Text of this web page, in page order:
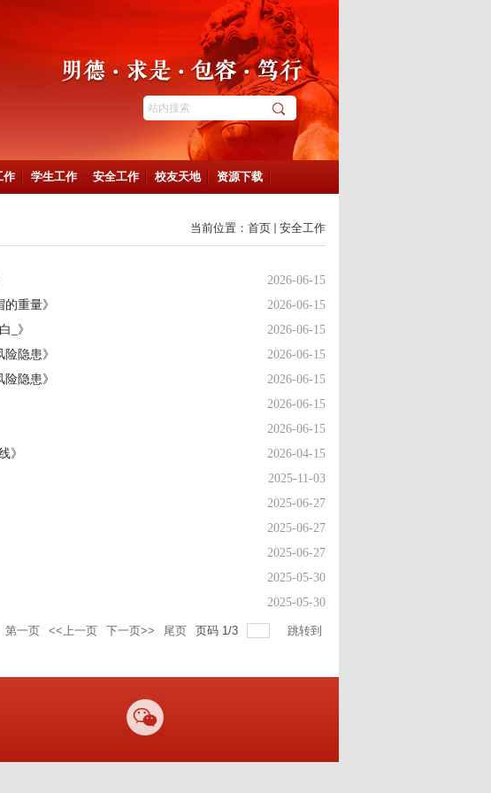
作 学生工作 安全工作 校友天地 资源下载
当前位置： 首页 安全工作
2026-06-15
重量》
2026-06-15
_》
2026-06-15
隐患》
2026-06-15
隐患》
2026-06-15
2026-06-15
2026-06-15
》
2026-04-15
2025-11-03
2025-06-27
2025-06-27
2025-06-27
2025-05-30
2025-05-30
第一页 <<上一页 下一页>> 尾页 页码 1/3 跳转到